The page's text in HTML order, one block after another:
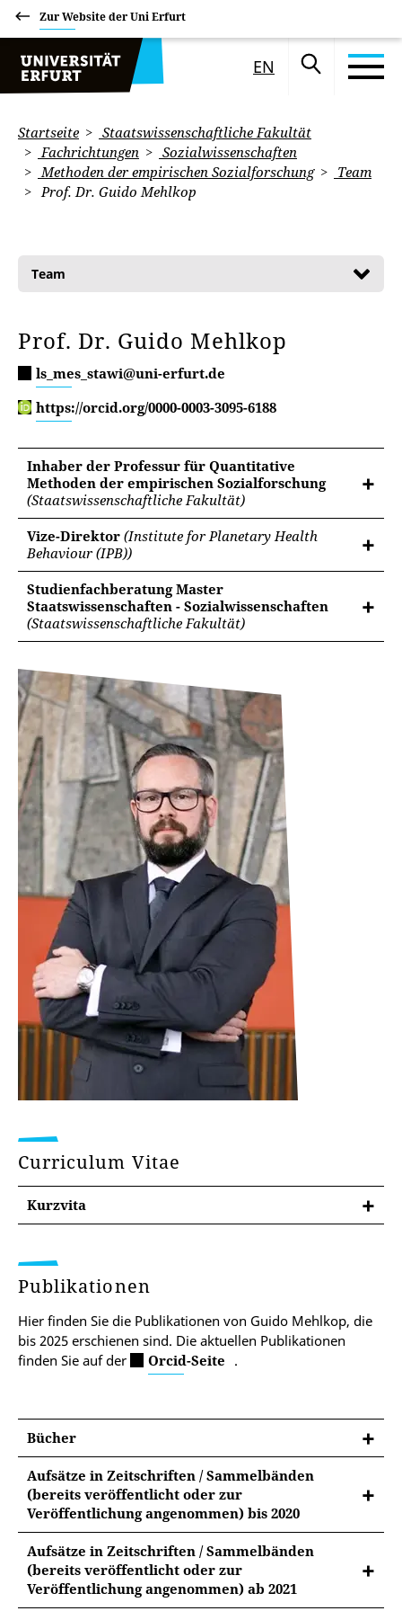
Zur Website der Uni Erfurt
EN
Startseite
Staatswissenschaftliche Fakultät
Fachrichtungen
Sozialwissenschaften
Methoden der empirischen Sozialforschung
Team
Prof. Dr. Guido Mehlkop
Team
Prof. Dr. Guido Mehlkop
ls_mes_stawi@uni-erfurt.de
https://orcid.org/0000-0003-3095-6188
Inhaber der Professur für Quantitative
Methoden der empirischen Sozialforschung
(Staatswissenschaftliche Fakultät)
Vize-Direktor (Institute for Planetary Health
Behaviour (IPB))
Studienfachberatung Master
Staatswissenschaften - Sozialwissenschaften
(Staatswissenschaftliche Fakultät)
Curriculum Vitae
Kurzvita
Publikationen
Hier finden Sie die Publikationen von Guido Mehlkop, die
bis 2025 erschienen sind. Die aktuellen Publikationen
finden Sie auf der
Orcid-Seite .
Bücher
Aufsätze in Zeitschriften / Sammelbänden
(bereits veröffentlicht oder zur
Veröffentlichung angenommen) bis 2020
2000 Mehlkop, G. Methodische Probleme bei
der Analyse von Wertvorstellungen und
Wirtschaftswachstum. Effekte der Wahl von
Untersuchungszeitpunkten und der Einfluss
Aufsätze in Zeitschriften / Sammelbänden
(bereits veröffentlicht oder zur
Veröffentlichung angenommen) ab 2021